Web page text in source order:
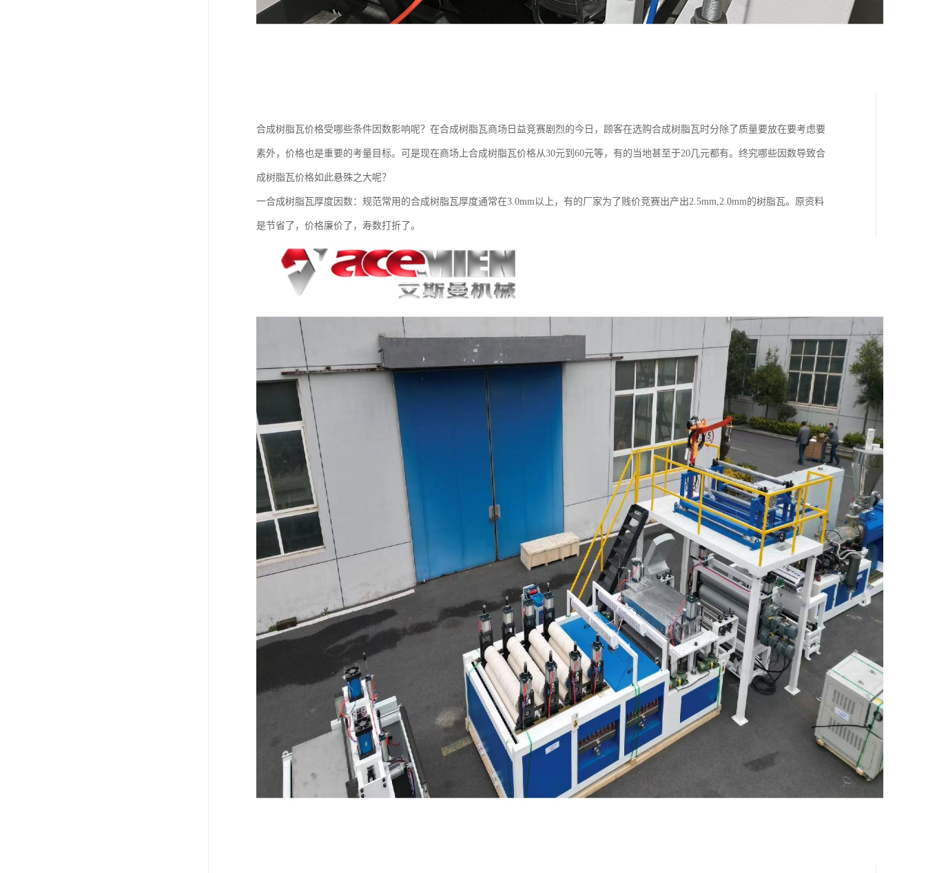
合成树脂瓦价格受哪些条件因数影响呢？在合成树脂瓦商场日益竞赛剧烈的今日，顾客在选购合成树脂瓦时分除了质量要放在要考虑要
素外，价格也是重要的考量目标。可是现在商场上合成树脂瓦价格从30元到60元等，有的当地甚至于20几元都有。终究哪些因数导致合
成树脂瓦价格如此悬殊之大呢？
一合成树脂瓦厚度因数：规范常用的合成树脂瓦厚度通常在3.0mm以上，有的厂家为了贱价竞赛出产出2.5mm,2.0mm的树脂瓦。原资料
是节省了，价格廉价了，寿数打折了。